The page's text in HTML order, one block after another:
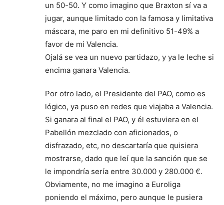
un 50-50. Y como imagino que Braxton sí va a
jugar, aunque limitado con la famosa y limitativa
máscara, me paro en mi definitivo 51-49% a
favor de mi Valencia.
Ojalá se vea un nuevo partidazo, y ya le leche si
encima ganara Valencia.
Por otro lado, el Presidente del PAO, como es
lógico, ya puso en redes que viajaba a Valencia.
Si ganara al final el PAO, y él estuviera en el
Pabellón mezclado con aficionados, o
disfrazado, etc, no descartaría que quisiera
mostrarse, dado que leí que la sanción que se
le impondría sería entre 30.000 y 280.000 €.
Obviamente, no me imagino a Euroliga
poniendo el máximo, pero aunque le pusiera